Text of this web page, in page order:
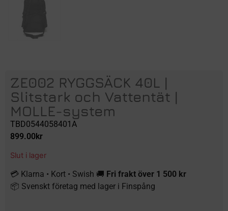
ZE002 RYGGSÄCK 40L |
Slitstark och Vattentät |
MOLLE-system
TBD0544058401A
899.00kr
Slut i lager
💳 Klarna • Kort • Swish 🚚 Fri frakt över 1 500 kr
📦 Svenskt företag med lager i Finspång